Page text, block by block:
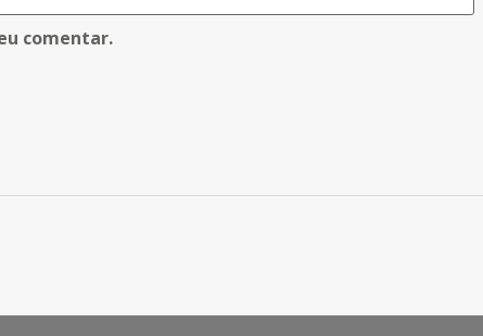
comentar.